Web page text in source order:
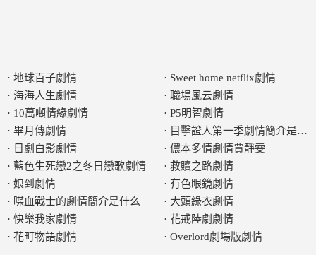
· 地球百子劇情
· 海海人生劇情
· 10萬噸情緣劇情
· 畢月傳劇情
· 日劇白影劇情
· 藍色生死戀2之冬日戀歌劇情
· 娘到劇情
· 喋血戰士的劇情簡介是什么
· 快樂我家劇情
· 花町物語劇情
· Sweet home netflix劇情
· 職場風云劇情
· P5明智劇情
· 目擊證人第一季劇情簡介是什
· 儂本多情劇情賈靜雯
· 救贖之路劇情
· 有色眼鏡劇情
· 大頭綠衣劇情
· 花戒陸劇劇情
· Overlord劇場版劇情